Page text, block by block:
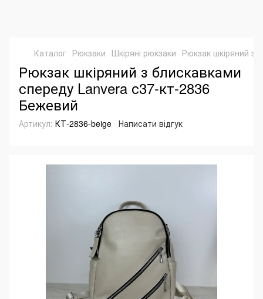
Каталог Рюкзаки Шкіряні рюкзаки Рюкзак шкіряний з
Рюкзак шкіряний з блискавками
спереду Lanvera с37-кт-2836
Бежевий
Артикул: КТ-2836-beige Написати відгук